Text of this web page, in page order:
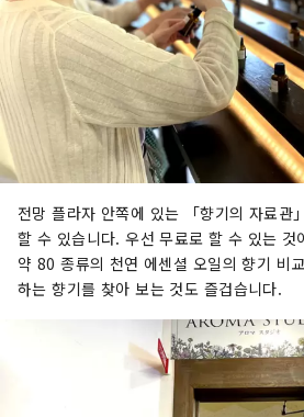
전망 플라자 안쪽에 있는 「향기의 자료관
할 수 있습니다. 우선 무료로 할 수 있는
약 80 종류의 천연 에센셜 오일의 향기 비
하는 향기를 찾아 보는 것도 즐겁습니다.